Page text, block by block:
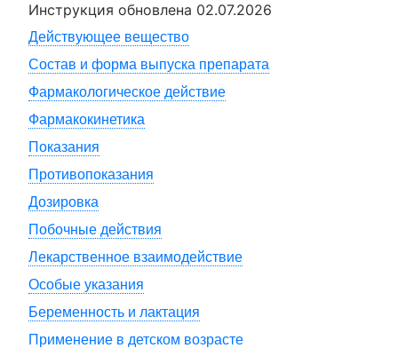
Инструкция обновлена 02.07.2026
Действующее вещество
Состав и форма выпуска препарата
Фармакологическое действие
Фармакокинетика
Показания
Противопоказания
Дозировка
Побочные действия
Лекарственное взаимодействие
Особые указания
Беременность и лактация
Применение в детском возрасте